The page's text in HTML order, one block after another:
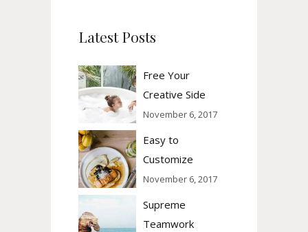
Latest Posts
Free Your
Creative Side
November 6, 2017
Easy to
Customize
November 6, 2017
Supreme
Teamwork